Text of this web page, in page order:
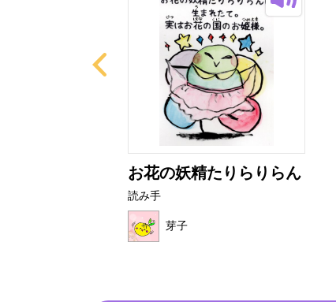
お花の妖精たりらりらん
読み手
芽子